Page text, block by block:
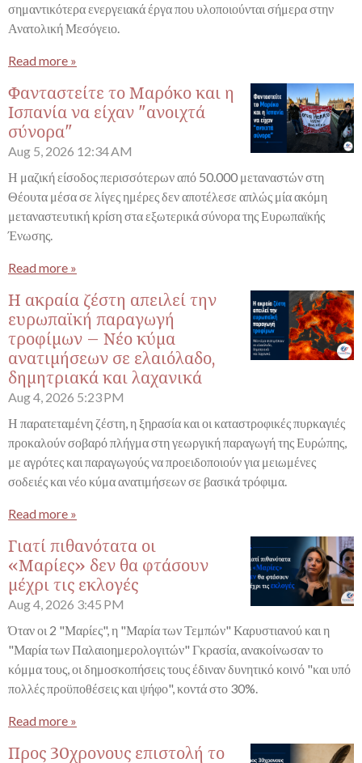
σημαντικότερα ενεργειακά έργα που υλοποιούνται σήμερα στην
Ανατολική Μεσόγειο.
Read more »
Φανταστείτε το Μαρόκο και η
Ισπανία να είχαν "ανοιχτά
σύνορα"
Aug 5, 2026 12:34 AM
Η μαζική είσοδος περισσότερων από 50.000 μεταναστών στη
Θέουτα μέσα σε λίγες ημέρες δεν αποτέλεσε απλώς μία ακόμη
μεταναστευτική κρίση στα εξωτερικά σύνορα της Ευρωπαϊκής
Ένωσης.
Read more »
Η ακραία ζέστη απειλεί την
ευρωπαϊκή παραγωγή
τροφίμων – Νέο κύμα
ανατιμήσεων σε ελαιόλαδο,
δημητριακά και λαχανικά
Aug 4, 2026 5:23 PM
Η παρατεταμένη ζέστη, η ξηρασία και οι καταστροφικές πυρκαγιές
προκαλούν σοβαρό πλήγμα στη γεωργική παραγωγή της Ευρώπης,
με αγρότες και παραγωγούς να προειδοποιούν για μειωμένες
σοδειές και νέο κύμα ανατιμήσεων σε βασικά τρόφιμα.
Read more »
Γιατί πιθανότατα οι
«Μαρίες» δεν θα φτάσουν
μέχρι τις εκλογές
Aug 4, 2026 3:45 PM
Όταν οι 2 "Μαρίες", η "Μαρία των Τεμπών" Καρυστιανού και η
"Μαρία των Παλαιοημερολογιτών" Γκρασία, ανακοίνωσαν το
κόμμα τους, οι δημοσκοπήσεις τους έδιναν δυνητικό κοινό "και υπό
πολλές προϋποθέσεις και ψήφο", κοντά στο 30%.
Read more »
Προς 30χρονους επιστολή το